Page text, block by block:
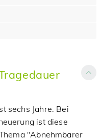
sechs Jahre. Bei
ist diese
"Abnehmbarer